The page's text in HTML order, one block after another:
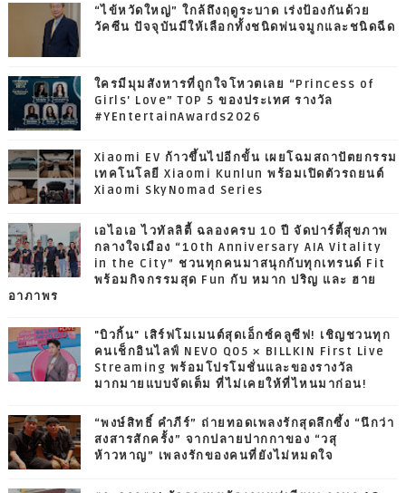
“ไข้หวัดใหญ่” ใกล้ถึงฤดูระบาด เร่งป้องกันด้วย
วัคซีน ปัจจุบันมีให้เลือกทั้งชนิดพ่นจมูกและชนิดฉีด
ใครมีมุมสังหารที่ถูกใจโหวตเลย “Princess of
Girls' Love” TOP 5 ของประเทศ รางวัล
#YEntertainAwards2026
Xiaomi EV ก้าวขึ้นไปอีกขั้น เผยโฉมสถาปัตยกรรม
เทคโนโลยี Xiaomi Kunlun พร้อมเปิดตัวรถยนต์
Xiaomi SkyNomad Series
เอไอเอ ไวทัลลิตี้ ฉลองครบ 10 ปี จัดปาร์ตี้สุขภาพ
กลางใจเมือง “10th Anniversary AIA Vitality
in the City” ชวนทุกคนมาสนุกกับทุกเทรนด์ Fit
พร้อมกิจกรรมสุด Fun กับ หมาก ปริญ และ ฮาย
อาภาพร
"บิวกิ้น" เสิร์ฟโมเมนต์สุดเอ็กซ์คลูซีฟ! เชิญชวนทุก
คนเช็กอินไลฟ์ NEVO Q05 × BILLKIN First Live
Streaming พร้อมโปรโมชั่นและของรางวัล
มากมายแบบจัดเต็ม ที่ไม่เคยให้ที่ไหนมาก่อน!
“พงษ์สิทธิ์ คำภีร์” ถ่ายทอดเพลงรักสุดลึกซึ้ง “นึกว่า
สงสารสักครั้ง” จากปลายปากกาของ “วสุ
ห้าวหาญ” เพลงรักของคนที่ยังไม่หมดใจ